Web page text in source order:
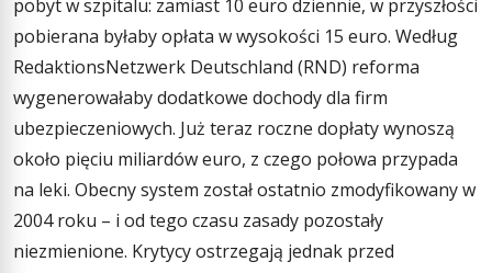
pobyt w szpitalu: zamiast 10 euro dziennie, w przyszłości
pobierana byłaby opłata w wysokości 15 euro. Według
RedaktionsNetzwerk Deutschland (RND) reforma
wygenerowałaby dodatkowe dochody dla firm
ubezpieczeniowych. Już teraz roczne dopłaty wynoszą
około pięciu miliardów euro, z czego połowa przypada
na leki. Obecny system został ostatnio zmodyfikowany w
2004 roku – i od tego czasu zasady pozostały
niezmienione. Krytycy ostrzegają jednak przed